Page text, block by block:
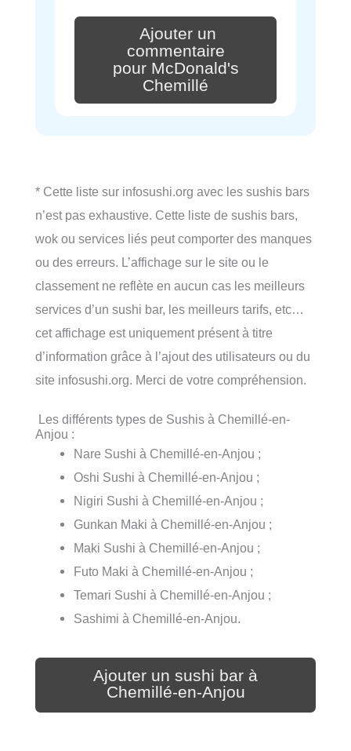
Ajouter un
commentaire
pour McDonald's
Chemillé
* Cette liste sur infosushi.org avec les sushis bars
n’est pas exhaustive. Cette liste de sushis bars,
wok ou services liés peut comporter des manques
ou des erreurs. L’affichage sur le site ou le
classement ne reflète en aucun cas les meilleurs
services d’un sushi bar, les meilleurs tarifs, etc…
cet affichage est uniquement présent à titre
d’information grâce à l’ajout des utilisateurs ou du
site infosushi.org. Merci de votre compréhension.
Les différents types de Sushis à Chemillé-en-
Anjou :
Nare Sushi à Chemillé-en-Anjou ;
Oshi Sushi à Chemillé-en-Anjou ;
Nigiri Sushi à Chemillé-en-Anjou ;
Gunkan Maki à Chemillé-en-Anjou ;
Maki Sushi à Chemillé-en-Anjou ;
Futo Maki à Chemillé-en-Anjou ;
Temari Sushi à Chemillé-en-Anjou ;
Sashimi à Chemillé-en-Anjou.
Ajouter un sushi bar à
Chemillé-en-Anjou